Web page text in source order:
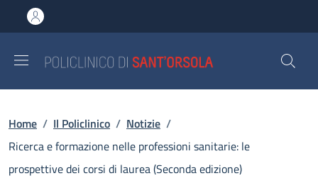
al contenuto principale
to footer content
Briciole di pane
Home / Il Policlinico / Notizie /
Ricerca e formazione nelle professioni sanitarie: le
prospettive dei corsi di laurea (Seconda edizione)